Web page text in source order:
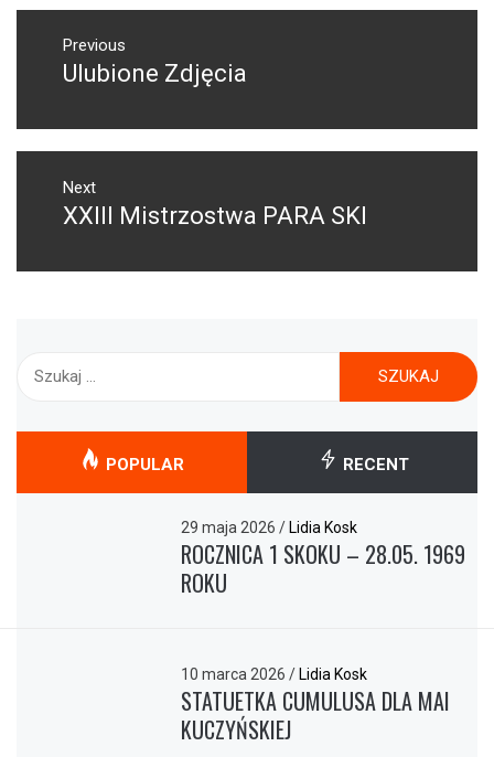
NAWIGACJA
WPISUPrevious
Previous
Ulubione Zdjęcia
Next
Next
XXIII Mistrzostwa PARA SKI
POPULAR RECENT
29 maja 2026/ Lidia Kosk
ROCZNICA 1 SKOKU – 28.05. 1969
ROKU
10 marca 2026/ Lidia Kosk
STATUETKA CUMULUSA DLA MAI
KUCZYŃSKIEJ